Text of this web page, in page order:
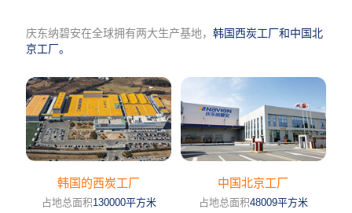
庆东纳碧安在全球拥有两大生产基地， 韩国西炭工厂和中国北
京工厂。
韩国的西炭工厂
占地总面积130000平方米
中国北京工厂
占地总面积48009平方米